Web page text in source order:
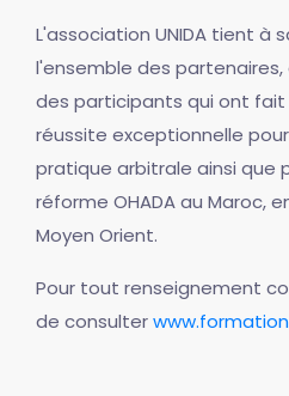
L'association UNIDA tient à
l'ensemble des
des participants qui ont fait
réussite exceptionnelle
pratique arbitrale ainsi que
réforme OHADA au Maroc,
Moyen Orient.
Pour tout renseignement
de consulter